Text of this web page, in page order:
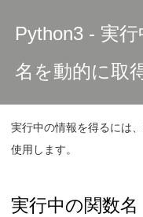
Python3 - 実
名を動的に取
実行中の情報を得るには
使用します。
実行中の関数